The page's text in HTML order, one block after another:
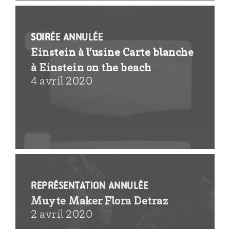
SOIRÉE ANNULÉE
Einstein à l’usine Carte blanche
à Einstein on the beach
4 avril 2020
REPRÉSENTATION ANNULÉE
Muyte Maker Flora Detraz
2 avril 2020